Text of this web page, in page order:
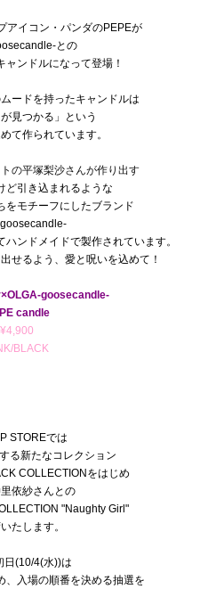
アイコン・パンダのPEPEが
との
ャンドルになって登場！
ードを持ったキャンドルは
が見つかる」という
て作られています。
の平塚梨沙さんが作り出す
ど引き込まれるような
をモチーフにしたブランド
ンドメイドで製作されています。
せるよう、 愛と呪いを込めて！
goosecandle-
candle
¥4,900
BLACK
STOREでは
る新たなコレクション
COLLECTIONをはじめ
依紗さんとの
"Naughty Girl"
たします。
日(10/4(水))は
、入場の順番を決める抽選を